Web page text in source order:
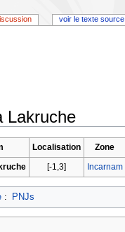
Lakruche
Localisation
Zone
[-1,3] Incarnam
: PNJs
voir le texte source